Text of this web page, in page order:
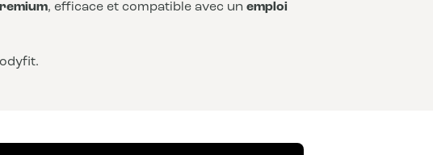
, efficace et compatible avec un emploi